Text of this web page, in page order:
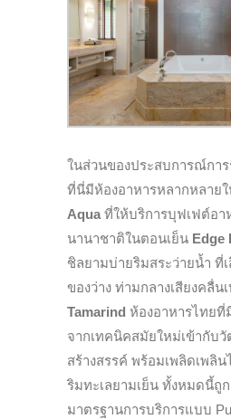
ในส่วนของประสบการณ์กา
ที่นี่มีห้องอาหารหลากหลายใ
Aqua ที่ให้บริการบุฟเฟต์อา
นานาชาติในตอนเย็น Edge
ชิลยามบ่ายริมสระว่ายน้ำ ที่
ของว่าง ท่ามกลางเสียงคลื่น
Tamarind ห้องอาหารไทยที่
จากเทคนิคสมัยใหม่เข้ากับ
สร้างสรรค์ พร้อมเพลิดเพลิ
ริมทะเลยามเย็น ทั้งหมดนี้ถู
มาตรฐานการบริการแบบ